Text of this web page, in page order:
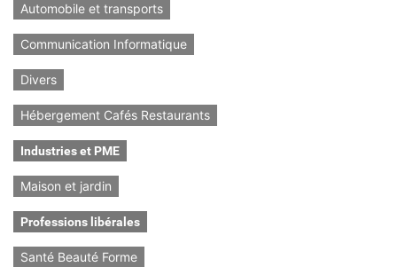
Automobile et transports
Communication Informatique
Divers
Hébergement Cafés Restaurants
Industries et PME
Maison et jardin
Professions libérales
Santé Beauté Forme